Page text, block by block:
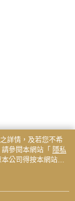
詳情，及若您不希
參閱本網站「 隱私
公司得按本網站使